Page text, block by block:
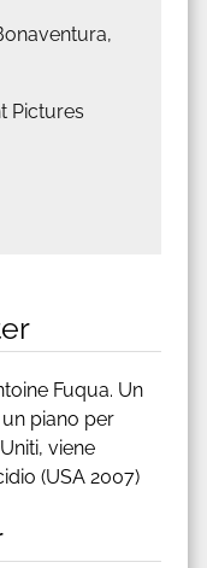
Pictures
Fuqua. Un
piano per
viene
(USA 2007)